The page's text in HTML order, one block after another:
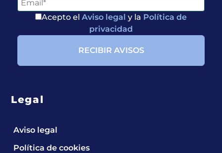
Acepto el Aviso legal y la Política de
privacidad
Legal
Aviso legal
Política de cookies